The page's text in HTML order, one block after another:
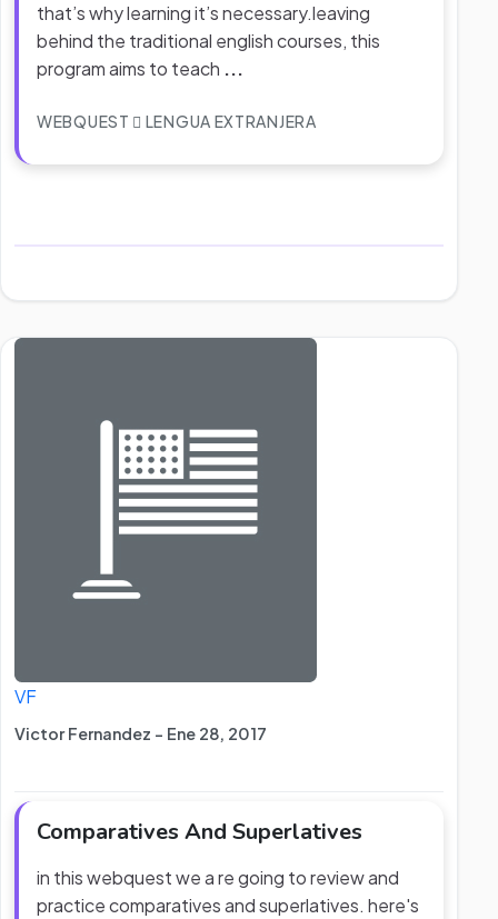
that’s why learning it’s necessary.leaving
behind the traditional english courses, this
program aims to teach ...
WEBQUEST LENGUA EXTRANJERA
VF
Victor Fernandez - Ene 28, 2017
Comparatives And Superlatives
in this webquest we a re going to review and
practice comparatives and superlatives. here's